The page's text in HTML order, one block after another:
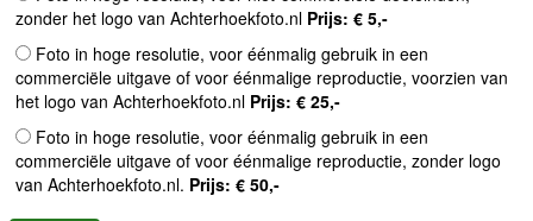
zonder het logo van Achterhoekfoto.nl Prijs: € 5,-
Foto in hoge resolutie, voor éénmalig gebruik in een
commerciële uitgave of voor éénmalige reproductie, voorzien van
het logo van Achterhoekfoto.nl Prijs: € 25,-
Foto in hoge resolutie, voor éénmalig gebruik in een
commerciële uitgave of voor éénmalige reproductie, zonder logo
van Achterhoekfoto.nl. Prijs: € 50,-